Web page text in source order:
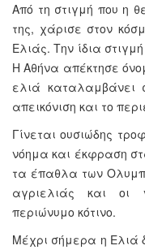
Από τη στιγμή που η
της, χάρισε στον
Ελιάς. Την ίδια
Η Αθήνα απέκτησε
ελιά καταλαμβάνει
απεικόνιση και το
Γίνεται ουσιώδης
νόημα και έκφραση
τα έπαθλα των
αγριελιάς και οι
περιώνυμο κότινο.
Μέχρι σήμερα η Ελιά